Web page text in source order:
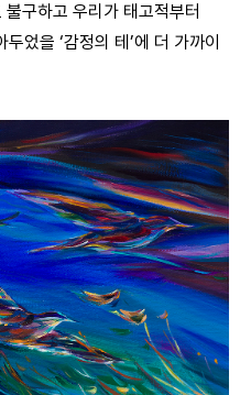
구하고 우리가 태고적부터
었을 ‘감정의 테’에 더 가까이